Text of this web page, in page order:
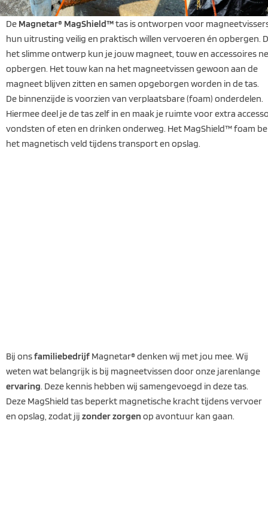
De Magnetar® MagShield™tas is ontworpen voor
hun uitrusting veilig en praktisch willen vervoeren én opbergen.
het slimme ontwerp kun je jouw magneet, touw en accessoires
opbergen. Het touw kan na het magneetvissen gewoon aan de
magneet blijven zitten en samen opgeborgen worden in de tas.
De binnenzijde is voorzien van verplaatsbare (foam) onderdelen.
Hiermee deel je de tas zelf in en maak je ruimte voor extra
vondsten of eten en drinken onderweg. Het MagShield™ foam
het magnetisch veld tijdens transport en opslag.
Bij onsfamiliebedrijf Magnetar® denken wij met jou mee. Wij
weten wat belangrijk is bij magneetvissen door onze jarenlange
ervaring. Deze kennis hebben wij samengevoegd in deze tas.
Deze MagShield tas beperkt magnetische kracht tijdens vervoer
en opslag, zodat jij zonder zorgen op avontuur kan gaan.